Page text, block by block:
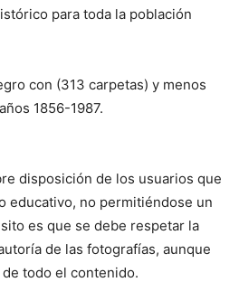
para toda la población
con (313 carpetas) y menos
1856-1987.
disposición de los usuarios que
educativo, no permitiéndose un
es que se debe respetar la
de las fotografías, aunque
todo el contenido.